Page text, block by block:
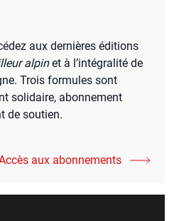
aux dernières éditions
alpinet à l’intégralité de
Trois formules sont
solidaire, abonnement
de soutien.
aux abonnements